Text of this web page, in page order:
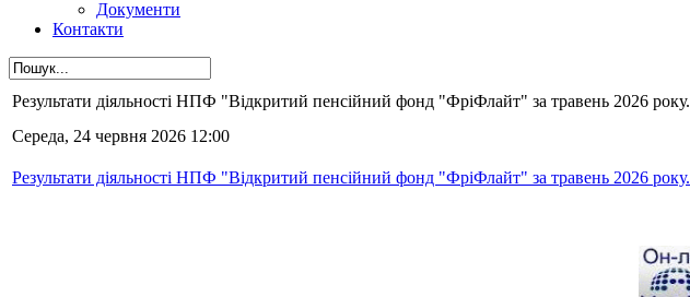
Документи
Контакти
Результати діяльності НПФ "Відкритий пенсійний фонд "ФріФлайт" за травень 2026 року.
Середа, 24 червня 2026 12:00
Результати діяльності НПФ "Відкритий пенсійний фонд "ФріФлайт" за травень 2026 року.